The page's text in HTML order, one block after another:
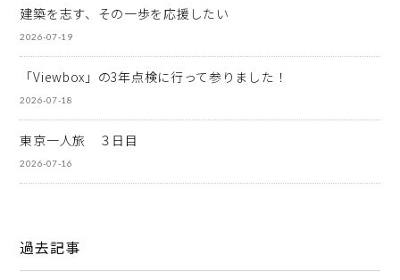
建築を志す、その一歩を応援したい
2026-07-19
「Viewbox」の3年点検に行って参りました！
2026-07-18
東京一人旅 ３日目
2026-07-16
過去記事